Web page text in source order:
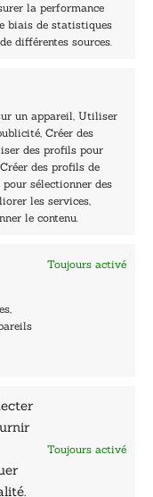
la performance
biais de statistiques
différentes sources.
un appareil, Utiliser
Créer des
des profils pour
des profils de
sélectionner des
les services,
le contenu.
Toujours activé
Toujours activé